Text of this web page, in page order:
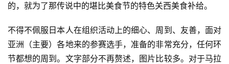
的，就为了那传说中的堪比美食节的特色关西美食补给。
不得不佩服日本人在组织活动上的细心、周到、友善，面对
亚洲（主要）各地来的参赛选手，准备的非常充分，任何环
节都想的周到。文字部分不再赘述，图片比较多。对于马拉